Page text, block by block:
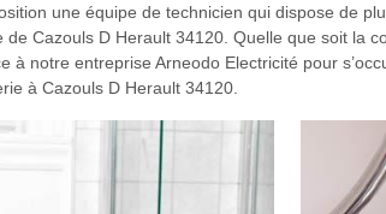
une équipe de technicien qui dispose de
Cazouls D Herault 34120. Quelle que soit la
à notre entreprise Arneodo Electricité pour
à Cazouls D Herault 34120.